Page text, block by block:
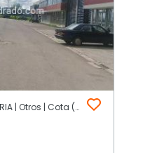
PARQUE INDUISTRIAL SIBERIA | Otros | Cota (Incluye Siberia)